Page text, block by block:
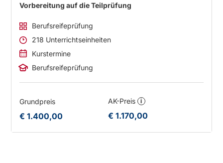
Vorbereitung auf die Teilprüfung
Berufsreifeprüfung
218 Unterrichtseinheiten
Kurstermine
Berufsreifeprüfung
Grundpreis
€ 1.400,00
AK-Preis i
€ 1.170,00